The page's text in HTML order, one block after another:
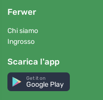
Ferwer
Chi siamo
Ingrosso
Scarica l'app
Get it on
Google Play